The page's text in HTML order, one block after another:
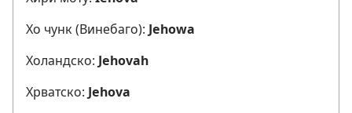
Хо чунк (Винебаго): Jehowa
Холандско: Jehovah
Хрватско: Jehova